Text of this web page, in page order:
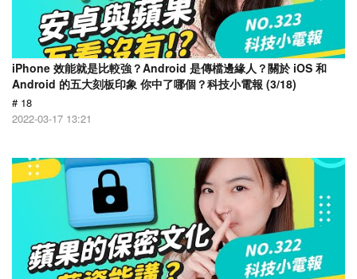
iPhone 效能就是比較強？Android 是傳檔邊緣人？關於 iOS 和
Android 的五大刻板印象 你中了哪個？科技小電報 (3/18)
# 18
2022-03-17 13:21